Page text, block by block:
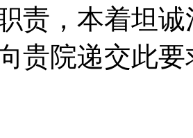
责，本着坦
贵院递交此要